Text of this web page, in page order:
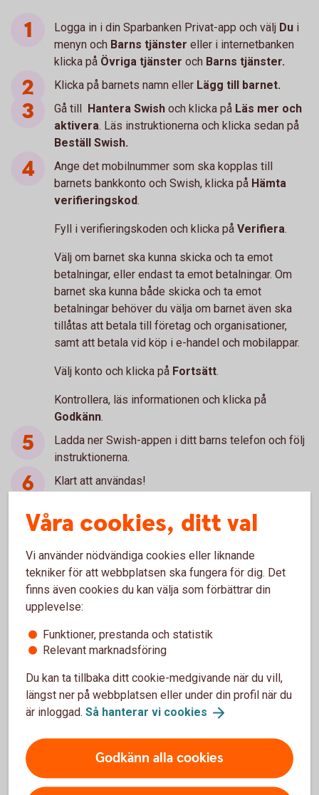
Logga in i din Sparbanken Privat-app och välj Du i
menyn och Barns tjänster eller i internetbanken
klicka på Övriga tjänster och Barns tjänster.
Klicka på barnets namn eller Lägg till barnet.
Gå till Hantera Swish och klicka på Läs mer och
aktivera. Läs instruktionerna och klicka sedan på
Beställ Swish.
Ange det mobilnummer som ska kopplas till
barnets bankkonto och Swish, klicka på Hämta
verifieringskod.
Fyll i verifieringskoden och klicka på Verifiera.
Välj om barnet ska kunna skicka och ta emot
betalningar, eller endast ta emot betalningar. Om
barnet ska kunna både skicka och ta emot
betalningar behöver du välja om barnet även ska
tillåtas att betala till företag och organisationer,
samt att betala vid köp i e-handel och mobilappar.
Välj konto och klicka på Fortsätt.
Kontrollera, läs informationen och klicka på
Godkänn.
Ladda ner Swish-appen i ditt barns telefon och följ
instruktionerna.
Klart att användas!
Behöver du hjälp?
Ring Digital Support. Öppet måndag-fredag 08.00-
20.00, lördag-söndag 08.00-18.00 (stängt
Ring 0771-97 75 12
godkänna cookies för Funktioner, prestanda
och statistik.
Våra cookies, ditt val
Vi använder nödvändiga cookies eller liknande
tekniker för att webbplatsen ska fungera för dig. Det
finns även cookies du kan välja som förbättrar din
upplevelse:
Funktioner, prestanda och statistik
Relevant marknadsföring
Du kan ta tillbaka ditt cookie-medgivande när du vill,
längst ner på webbplatsen eller under din profil när du
är inloggad. Så hanterar vi cookies
Godkänn alla cookies